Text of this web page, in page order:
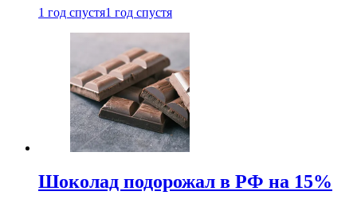
1 год спустя1 год спустя
Шоколад подорожал в РФ на 15%